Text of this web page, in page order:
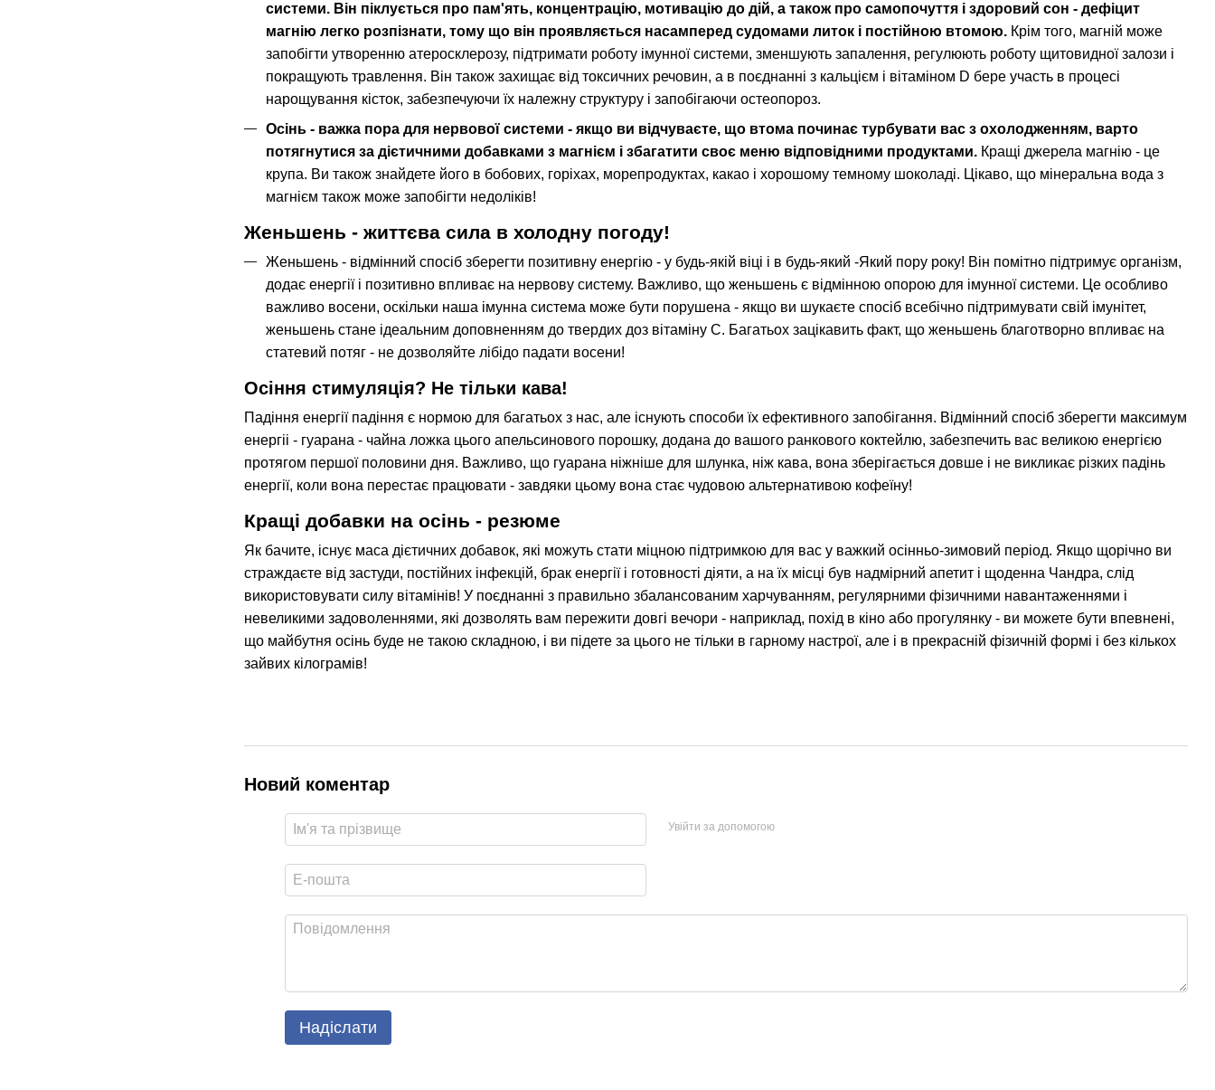
системи. Він піклується про пам'ять, концентрацію, мотивацію до дій, а також про самопочуття і здоровий сон - дефіцит
магнію легко розпізнати, тому що він проявляється насамперед судомами литок і постійною втомою. Крім того, магній може
запобігти утворенню атеросклерозу, підтримати роботу імунної системи, зменшують запалення, регулюють роботу щитовидної залози і
покращують травлення. Він також захищає від токсичних речовин, а в поєднанні з кальцієм і вітаміном D бере участь в процесі
нарощування кісток, забезпечуючи їх належну структуру і запобігаючи остеопороз.
Осінь - важка пора для нервової системи - якщо ви відчуваєте, що втома починає турбувати вас з охолодженням, варто
потягнутися за дієтичними добавками з магнієм і збагатити своє меню відповідними продуктами. Кращі джерела магнію - це
крупа. Ви також знайдете його в бобових, горіхах, морепродуктах, какао і хорошому темному шоколаді. Цікаво, що мінеральна вода з
магнієм також може запобігти недоліків!
Женьшень - життєва сила в холодну погоду!
Женьшень - відмінний спосіб зберегти позитивну енергію - у будь-якій віці і в будь-який -Який пору року! Він помітно підтримує організм,
додає енергії і позитивно впливає на нервову систему. Важливо, що женьшень є відмінною опорою для імунної системи. Це особливо
важливо восени, оскільки наша імунна система може бути порушена - якщо ви шукаєте спосіб всебічно підтримувати свій імунітет,
женьшень стане ідеальним доповненням до твердих доз вітаміну С. Багатьох зацікавить факт, що женьшень благотворно впливає на
статевий потяг - не дозволяйте лібідо падати восени!
Осіння стимуляція? Не тільки кава!
Падіння енергії падіння є нормою для багатьох з нас, але існують способи їх ефективного запобігання. Відмінний спосіб зберегти максимум
енергіі - гуарана - чайна ложка цього апельсинового порошку, додана до вашого ранкового коктейлю, забезпечить вас великою енергією
протягом першої половини дня. Важливо, що гуарана ніжніше для шлунка, ніж кава, вона зберігається довше і не викликає різких падінь
енергії, коли вона перестає працювати - завдяки цьому вона стає чудовою альтернативою кофеїну!
Кращі добавки на осінь - резюме
Як бачите, існує маса дієтичних добавок, які можуть стати міцною підтримкою для вас у важкий осінньо-зимовий період. Якщо щорічно ви
страждаєте від застуди, постійних інфекцій, брак енергії і готовності діяти, а на їх місці був надмірний апетит і щоденна Чандра, слід
використовувати силу вітамінів! У поєднанні з правильно збалансованим харчуванням, регулярними фізичними навантаженнями і
невеликими задоволеннями, які дозволять вам пережити довгі вечори - наприклад, похід в кіно або прогулянку - ви можете бути впевнені,
що майбутня осінь буде не такою складною, і ви підете за цього не тільки в гарному настрої, але і в прекрасній фізичній формі і без кількох
зайвих кілограмів!
Новий коментар
Увійти за допомогою
Надіслати